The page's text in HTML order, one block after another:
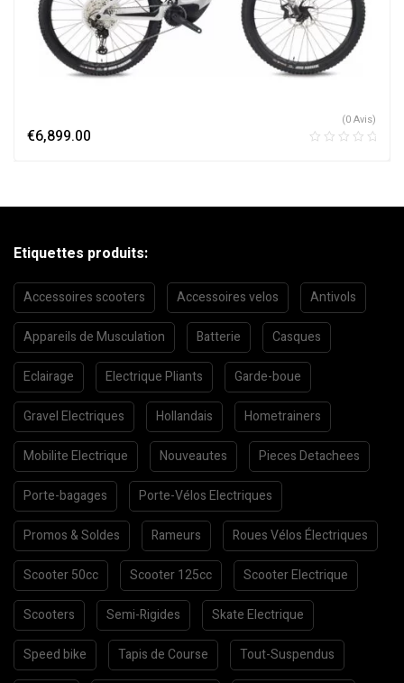
€6,899.00
(0 Avis)
Etiquettes produits:
Accessoires scooters Accessoires velos Antivols
Appareils de Musculation Batterie Casques
Eclairage Electrique Pliants Garde-boue
Gravel Electriques Hollandais Hometrainers
Mobilite Electrique Nouveautes Pieces Detachees
Porte-bagages Porte-Vélos Electriques
Promos & Soldes Rameurs Roues Vélos Électriques
Scooter 50cc Scooter 125cc Scooter Electrique
Scooters Semi-Rigides Skate Electrique
Speed bike Tapis de Course Tout-Suspendus